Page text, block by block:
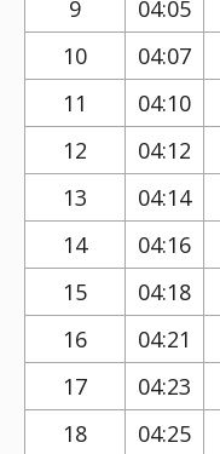
9
04:05
10
04:07
11
04:10
12
04:12
13
04:14
14
04:16
15
04:18
16
04:21
17
04:23
18
04:25